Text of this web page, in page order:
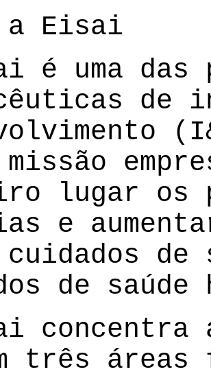
a Eisai
é uma das
de
lugar os
e
de
de saúde
concentra
três áreas